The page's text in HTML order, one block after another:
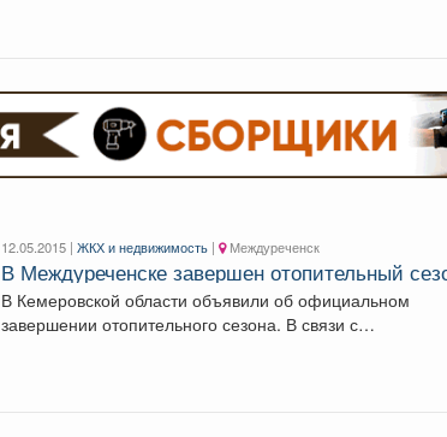
12.05.2015 |ЖКХ и недвижимость | Междуреченск
В Междуреченске завершен отопительный
В Кемеровской области объявили об официальном
завершении отопительного сезона. В связи с